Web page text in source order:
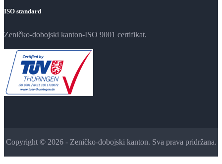
ISO standard
Zeničko-dobojski kanton-ISO 9001 certifikat.
Copyright © 2026 - Zeničko-dobojski kanton. Sva prava pridržana.